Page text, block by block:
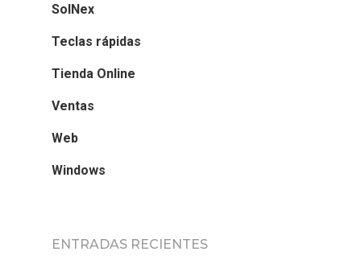
SolNex
Teclas rápidas
Tienda Online
Ventas
Web
Windows
ENTRADAS RECIENTES